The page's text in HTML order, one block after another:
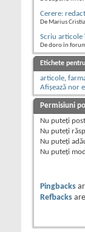
Cerere:
De Marius
Scriu articole
De doro în
Etichete
articole,
Afișează nor
Permisiuni
Nu puteţi
Nu puteţi
Nu puteţi
Nu puteţi
Pingbacks
Refbacks are